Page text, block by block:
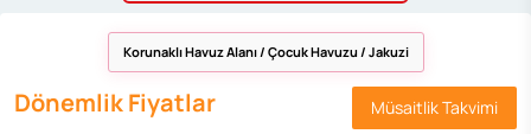
Korunaklı Havuz Alanı / Çocuk Havuzu / Jakuzi
Dönemlik Fiyatlar Müsaitlik Takvimi